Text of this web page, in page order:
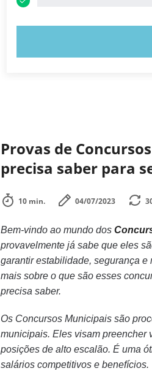
Provas de
precisa saber para
10 min. 04/07/2023
Bem-vindo ao mundo dos
provavelmente já sabe que eles
garantir estabilidade, segurança e
mais sobre o que são esses
precisa saber.
Os Concursos Municipais são
municipais. Eles visam preencher
posições de alto escalão. É uma
salários competitivos e benefícios.